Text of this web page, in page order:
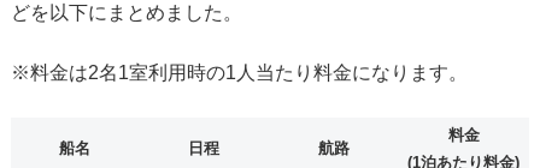
どを以下にまとめました。
※料金は2名1室利用時の1人当たり料金になります。
船名 日程 航路
料金
(1泊あたり料金)